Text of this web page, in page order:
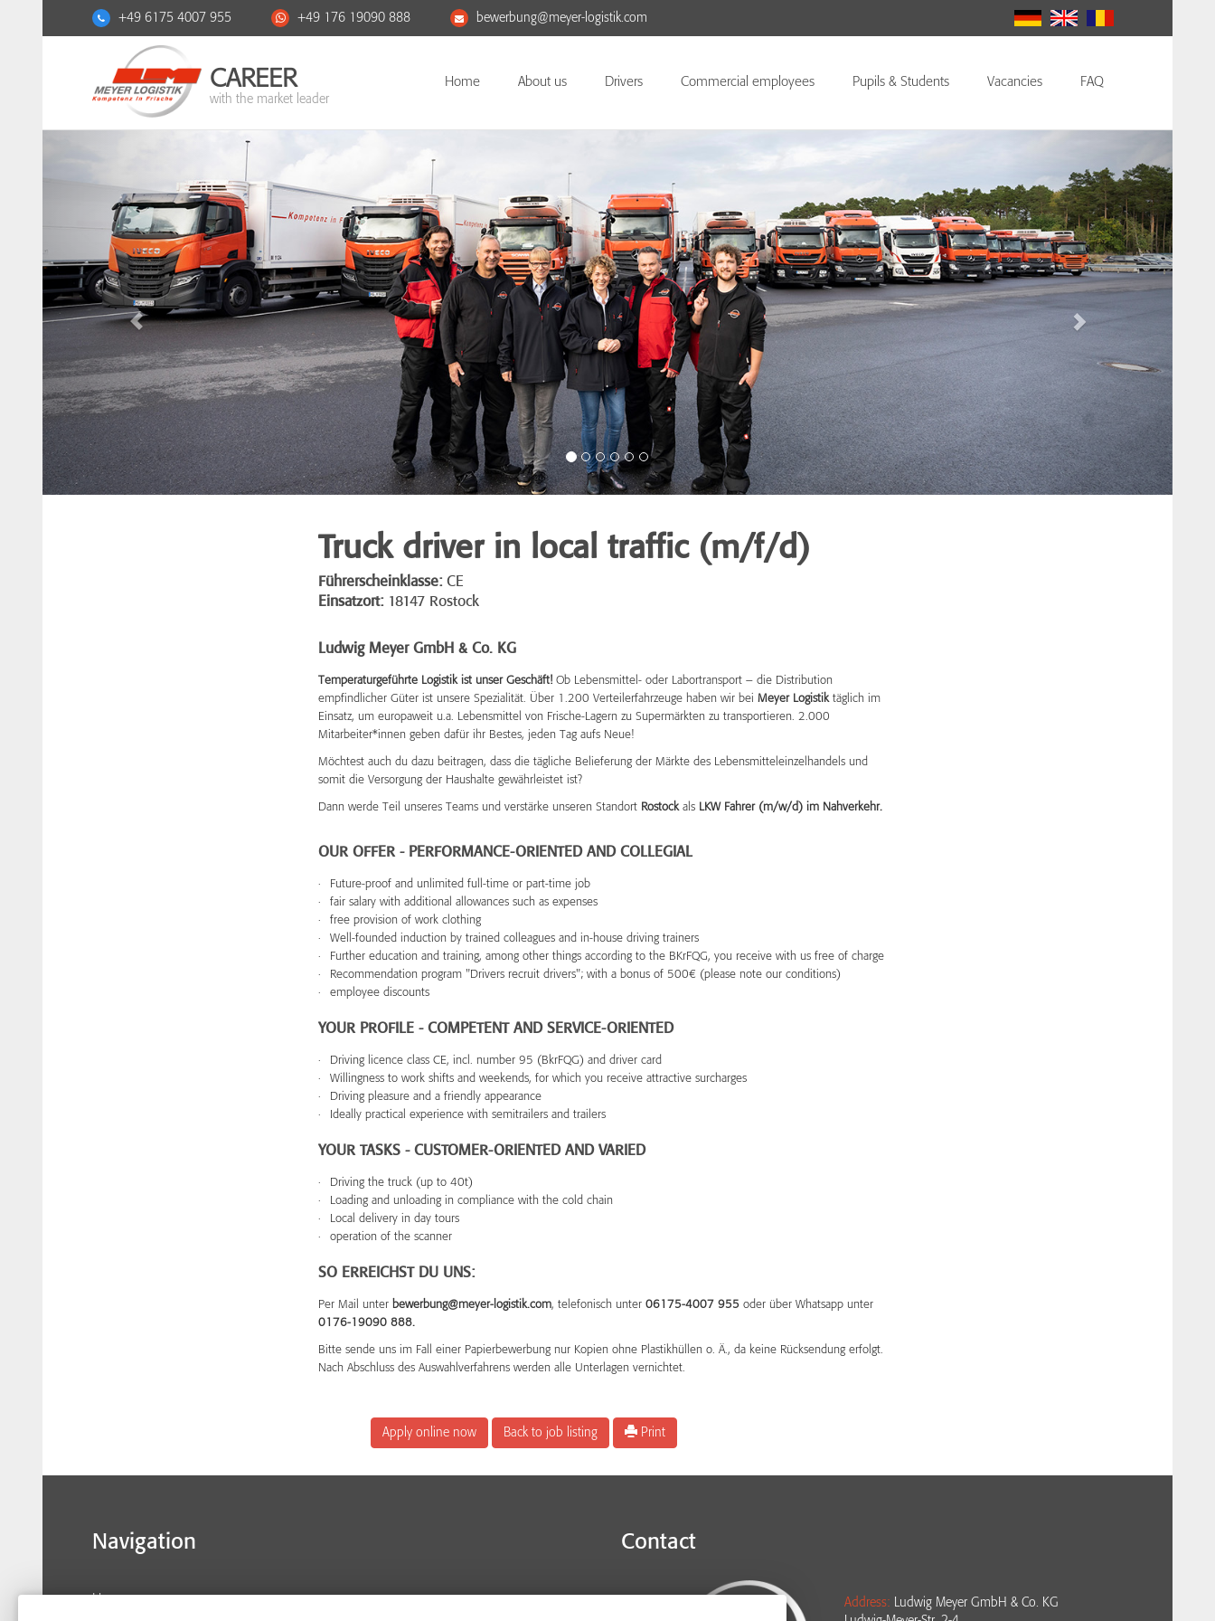
+49 6175 4007 955 +49 176 19090 888 bewerbung@meyer-logistik.com
CAREER
with the market leader
Home About us Drivers Commercial employees Pupils & Students Vacancies FAQ
Truck driver in local traffic (m/f/d)
Führerscheinklasse: CE
Einsatzort: 18147 Rostock
Ludwig Meyer GmbH & Co. KG
Temperaturgeführte Logistik ist unser Geschäft! Ob Lebensmittel- oder Labortransport – die Distribution
empfindlicher Güter ist unsere Spezialität. Über 1.200 Verteilerfahrzeuge haben wir bei Meyer Logistiktäglich im
Einsatz, um europaweit u.a. Lebensmittel von Frische-Lagern zu Supermärkten zu transportieren. 2.000
Mitarbeiter*innen geben dafür ihr Bestes, jeden Tag aufs Neue!
Möchtest auch du dazu beitragen, dass die tägliche Belieferung der Märkte des Lebensmitteleinzelhandels und
somit die Versorgung der Haushalte gewährleistet ist?
Dann werde Teil unseres Teams und verstärke unseren Standort Rostockals LKW Fahrer (m/w/d) im Nahverkehr.
OUR OFFER - PERFORMANCE-ORIENTED AND COLLEGIAL
Future-proof and unlimited full-time or part-time job
fair salary with additional allowances such as expenses
free provision of work clothing
Well-founded induction by trained colleagues and in-house driving trainers
Further education and training, among other things according to the BKrFQG, you receive with us free of charge
Recommendation program "Drivers recruit drivers"; with a bonus of 500€ (please note our conditions)
employee discounts
YOUR PROFILE - COMPETENT AND SERVICE-ORIENTED
Driving licence class CE, incl. number 95 (BkrFQG) and driver card
Willingness to work shifts and weekends, for which you receive attractive surcharges
Driving pleasure and a friendly appearance
Ideally practical experience with semitrailers and trailers
YOUR TASKS - CUSTOMER-ORIENTED AND VARIED
Driving the truck (up to 40t)
Loading and unloading in compliance with the cold chain
Local delivery in day tours
operation of the scanner
SO ERREICHST DU UNS:
Per Mail unter bewerbung@meyer-logistik.com, telefonisch unter 06175-4007 955 oder über Whatsapp unter
0176-19090 888.
Bitte sende uns im Fall einer Papierbewerbung nur Kopien ohne Plastikhüllen o. Ä., da keine Rücksendung erfolgt.
Nach Abschluss des Auswahlverfahrens werden alle Unterlagen vernichtet.
Apply online now Back to job listing Print
Navigation
Home
Contact
Address: Ludwig Meyer GmbH & Co. KG